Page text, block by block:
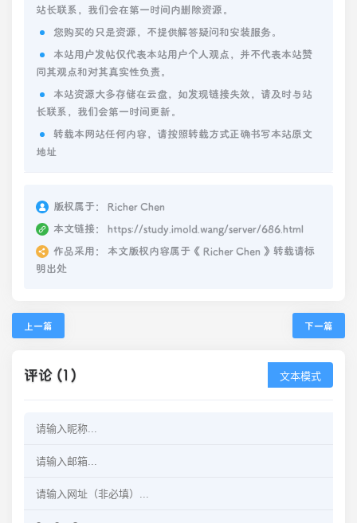
站长联系，我们会在第一时间内删除资源。
您购买的只是资源，不提供解答疑问和安装服务。
本站用户发帖仅代表本站用户个人观点，并不代表本站赞
同其观点和对其真实性负责。
本站资源大多存储在云盘，如发现链接失效，请及时与站
长联系，我们会第一时间更新。
转载本网站任何内容，请按照转载方式正确书写本站原文
地址
版权属于：
Richer Chen
本文链接：
https://study.imold.wang/server/686.html
作品采用：
本文版权内容属于《 Richer Chen 》转载请标
明出处
上一篇 下一篇
评论 (1) 文本模式